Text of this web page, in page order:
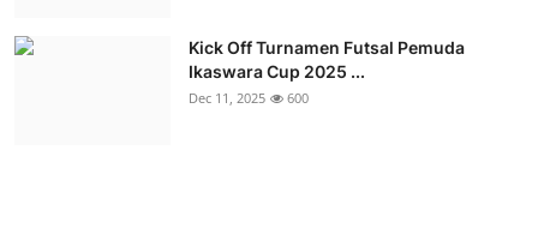
Kick Off Turnamen Futsal Pemuda
Ikaswara Cup 2025 ...
Dec 11, 2025 600